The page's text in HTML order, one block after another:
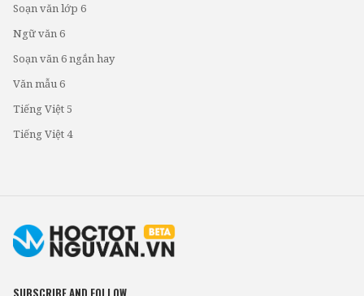
Soạn văn lớp 6
Ngữ văn 6
Soạn văn 6 ngắn hay
Văn mẫu 6
Tiếng Việt 5
Tiếng Việt 4
SUBSCRIBE AND FOLLOW